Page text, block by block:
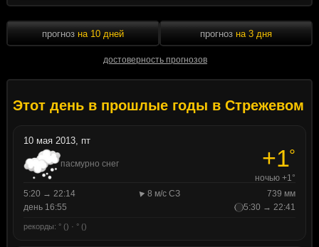
прогноз на 10 дней
достоверность прогнозов
прогноз на 3 дня
Этот день в прошлые годы в Стрежевом
10 мая 2013, пт
пасмурно снег +1°
ночью +1°
5:20 → 22:14
8 м/с СЗ
739 мм
день 16:55
5:30 → 22:41
рекорды: ° () · ° ()